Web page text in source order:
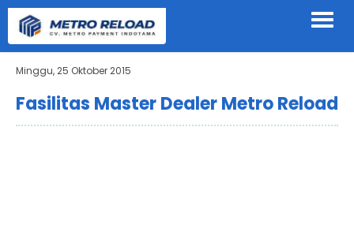
Minggu, 25 Oktober 2015
Fasilitas Master Dealer Metro Reload